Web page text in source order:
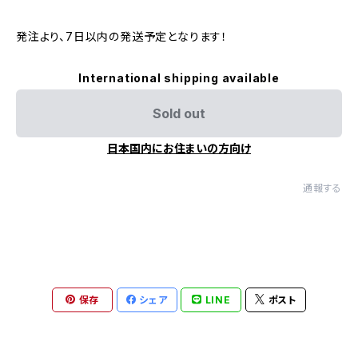
発注より、7日以内の発送予定となります！
International shipping available
Sold out
日本国内にお住まいの方向け
通報する
保存 シェア LINE ポスト